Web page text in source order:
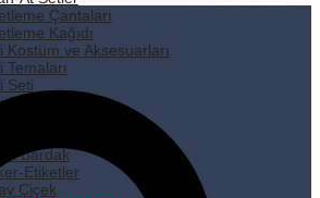
Çantaları
Kağıdı
Kostüm ve Aksesuarları
Temaları
Seti
Süsleri
Bardak
Etiketler
Çiçek